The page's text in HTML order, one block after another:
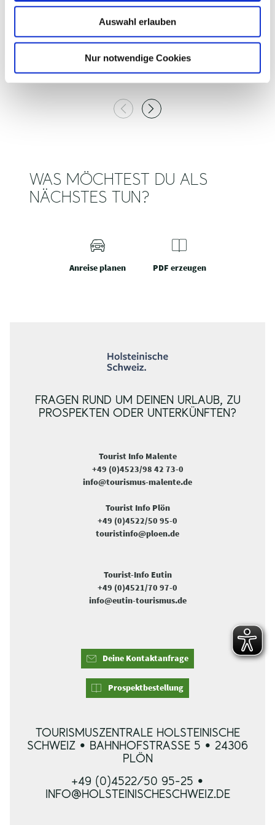
Auswahl erlauben
Nur notwendige Cookies
WAS MÖCHTEST DU ALS
NÄCHSTES TUN?
Anreise planen PDF erzeugen
FRAGEN RUND UM DEINEN URLAUB, ZU
PROSPEKTEN ODER UNTERKÜNFTEN?
Tourist Info Malente
+49 (0)4523/98 42 73-0
info@tourismus-malente.de
Tourist Info Plön
+49 (0)4522/50 95-0
touristinfo@ploen.de
Tourist-Info Eutin
+49 (0)4521/70 97-0
info@eutin-tourismus.de
Deine Kontaktanfrage
Prospektbestellung
TOURISMUSZENTRALE HOLSTEINISCHE
SCHWEIZ • BAHNHOFSTRASSE 5 • 24306 P
LÖN
+49 (0)4522/50 95-25 •
INFO@HOLSTEINISCHESCHWEIZ.DE